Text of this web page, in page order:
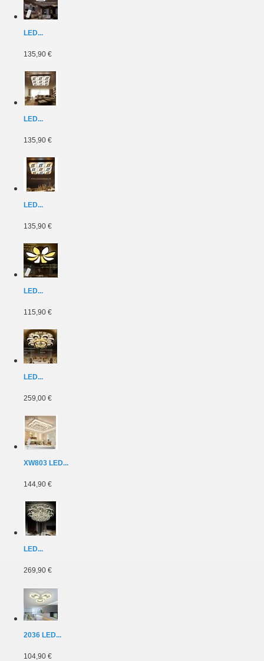
LED...
135,90 €
LED...
135,90 €
LED...
135,90 €
LED...
115,90 €
LED...
259,00 €
XW803 LED...
144,90 €
LED...
269,90 €
2036 LED...
104,90 €